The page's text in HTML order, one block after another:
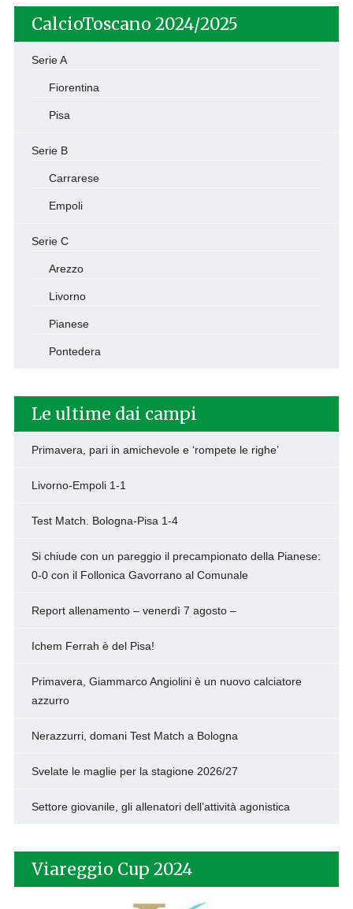
CalcioToscano 2024/2025
Serie A
Fiorentina
Pisa
Serie B
Carrarese
Empoli
Serie C
Arezzo
Livorno
Pianese
Pontedera
Le ultime dai campi
Primavera, pari in amichevole e ‘rompete le righe’
Livorno-Empoli 1-1
Test Match. Bologna-Pisa 1-4
Si chiude con un pareggio il precampionato della Pianese:
0-0 con il Follonica Gavorrano al Comunale
Report allenamento – venerdì 7 agosto –
Ichem Ferrah è del Pisa!
Primavera, Giammarco Angiolini è un nuovo calciatore
azzurro
Nerazzurri, domani Test Match a Bologna
Svelate le maglie per la stagione 2026/27
Settore giovanile, gli allenatori dell’attività agonistica
Viareggio Cup 2024